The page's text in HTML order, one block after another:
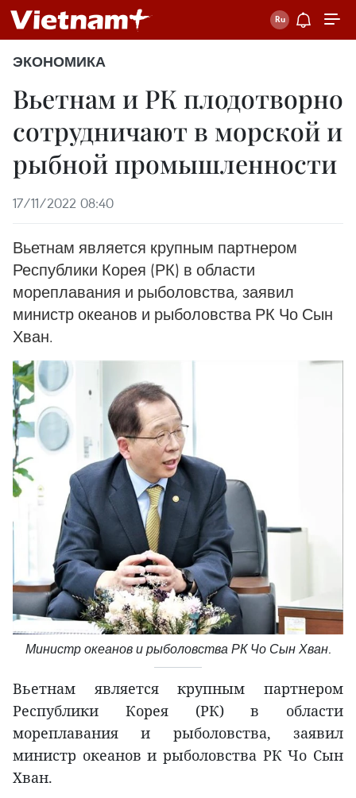
ЭКОНОМИКА
Вьетнам и РК плодотворно
сотрудничают в морской и
рыбной промышленности
17/11/2022 08:40
Вьетнам является крупным партнером
Республики Корея (РК) в области
мореплавания и рыболовства, заявил
министр океанов и рыболовства РК Чо Сын
Хван.
Министр океанов и рыболовства РК Чо Сын Хван.
Вьетнам является крупным партнером
Республики Корея (РК) в области
мореплавания и рыболовства, заявил
министр океанов и рыболовства РК Чо Сын
Хван.